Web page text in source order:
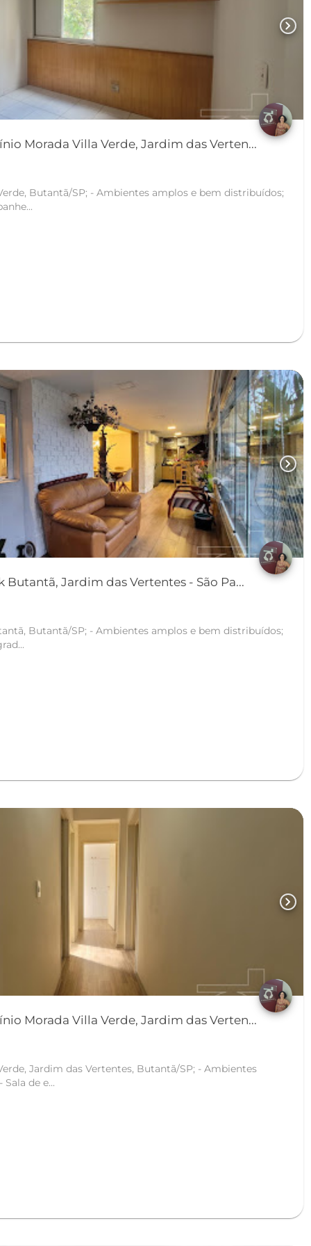
chevron_right
Morada Villa Verde, Jardim das Verten...
amplos e bem distribuídos;
chevron_right
Jardim das Vertentes - São Pa...
amplos e bem distribuídos;
chevron_right
Morada Villa Verde, Jardim das Verten...
das Vertentes, Butantã/SP; - Ambientes
amplos e bem distribuídos; - Sala de e...